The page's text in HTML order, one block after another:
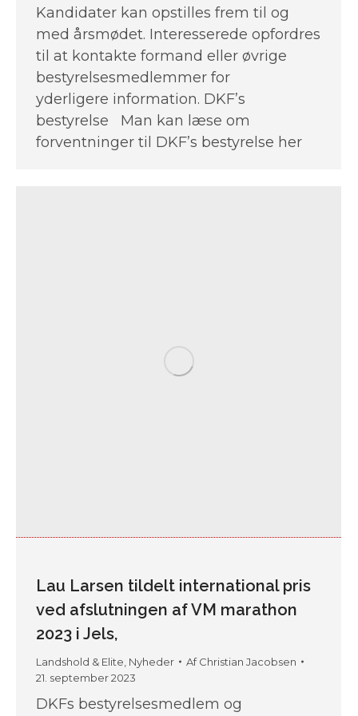
Kandidater kan opstilles frem til og
med årsmødet. Interesserede opfordres
til at kontakte formand eller øvrige
bestyrelsesmedlemmer for
yderligere information. DKF’s
bestyrelse Man kan læse om
forventninger til DKF’s bestyrelse her
Lau Larsen tildelt international pris
ved afslutningen af VM marathon
2023 i Jels,
Landshold & Elite, Nyheder AfChristian Jacobsen
21. september 2023
DKFs bestyrelsesmedlem og